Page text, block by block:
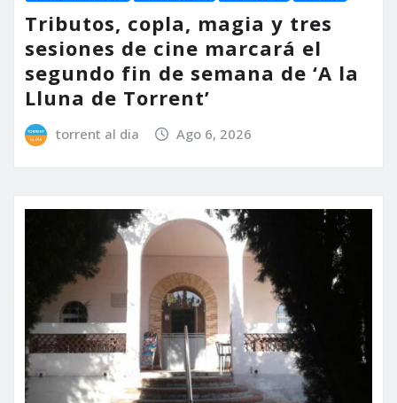
Tributos, copla, magia y tres
sesiones de cine marcará el
segundo fin de semana de ‘A la
Lluna de Torrent’
torrent al dia Ago 6, 2026